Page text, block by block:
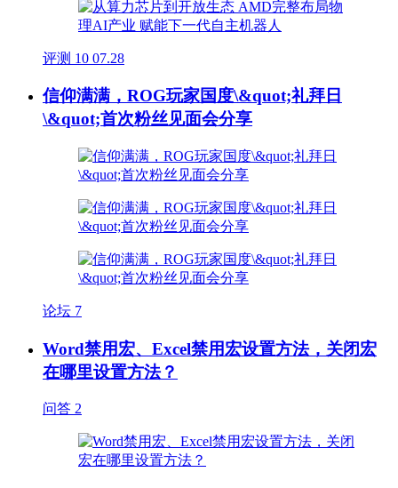
评测 10 07.28
信仰满满，ROG玩家国度\&quot;礼拜日
\&quot;首次粉丝见面会分享
论坛 7
Word禁用宏、Excel禁用宏设置方法，关闭宏
在哪里设置方法？
问答 2